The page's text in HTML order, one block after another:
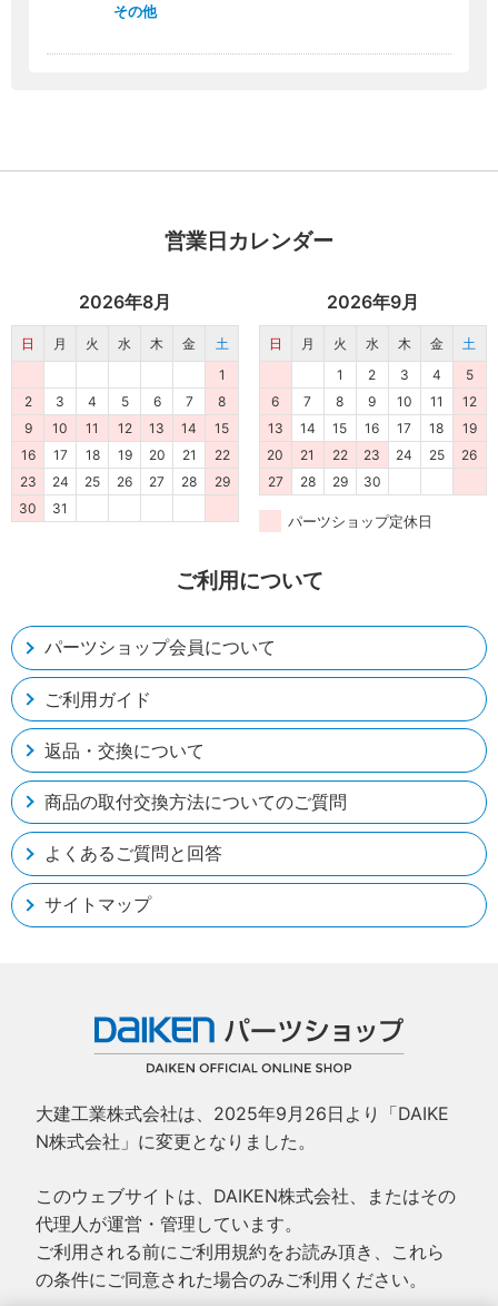
その他
ご利用について
パーツショップ会員について
ご利用ガイド
返品・交換について
商品の取付交換方法についてのご質問
よくあるご質問と回答
サイトマップ
営業日カレンダー
2026年8月
日 月 火 水 木 金
土
1
2
3 4 5 6 7
8
9
10 11 12 13 14
15
16
17 18 19 20 21
22
23
24 25 26 27 28
29
30
31
2026年9月
日 月 火 水 木 金
土
1
2 3 4
5
6
7 8 9 10 11
12
13
14 15 16 17 18
19
20
21 22 23 24 25
26
27
28 29 30
パーツショップ定休日
大建工業株式会社は、2025年9月26日より「DAIKE
N株式会社」に変更となりました。
このウェブサイトは、DAIKEN株式会社、またはその
代理人が運営・管理しています。
ご利用される前にご利用規約をお読み頂き、これら
の条件にご同意された場合のみご利用ください。